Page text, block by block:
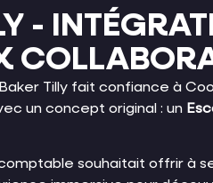
-
Baker Tilly fait confiance à
un concept original : un
souhaitait offrir à